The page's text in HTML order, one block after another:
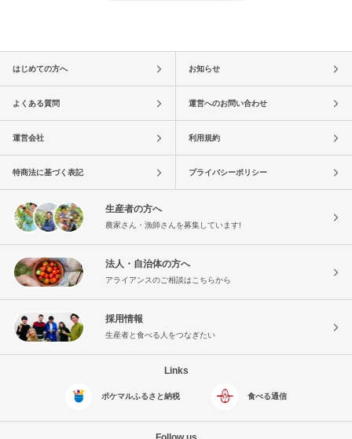
はじめての方へ お知らせ
よくある質問 運営へのお問い合わせ
運営会社 利用規約
特商法に基づく表記 プライバシーポリシー
生産者の方へ
農家さん・漁師さんを募集しています!
法人・自治体の方へ
アライアンスのご相談はこちらから
採用情報
生産者と食べる人をつなぎたい
Links
ポケマルふるさと納税 食べる通信